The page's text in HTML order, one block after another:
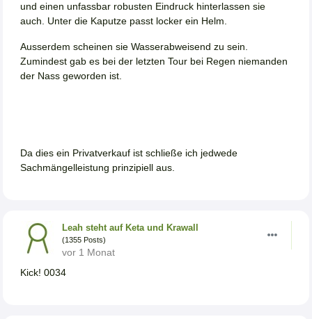
und einen unfassbar robusten Eindruck hinterlassen sie
auch. Unter die Kaputze passt locker ein Helm.
Ausserdem scheinen sie Wasserabweisend zu sein.
Zumindest gab es bei der letzten Tour bei Regen niemanden
der Nass geworden ist.
Da dies ein Privatverkauf ist schließe ich jedwede
Sachmängelleistung prinzipiell aus.
Leah steht auf Keta und Krawall
(1355 Posts)
vor 1 Monat
Kick! 0034